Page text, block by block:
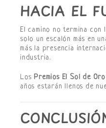
HACIA EL
El camino no termina con
solo un escalón más en
más la presencia
industria.
Los Premios El Sol de
años estarán llenos de